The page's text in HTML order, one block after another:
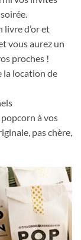
livre d’or et
vous aurez un
proches !
la location de
à vos
pas chère,